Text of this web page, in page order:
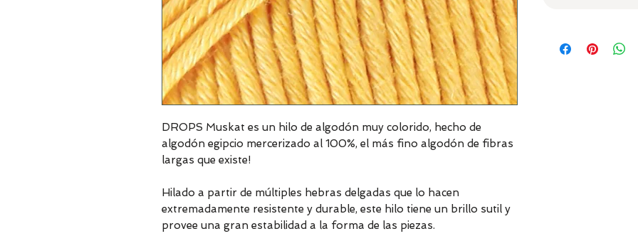
DROPS Muskat es un hilo de algodón muy colorido, hecho de
algodón egipcio mercerizado al 100%, el más fino algodón de fibras
largas que existe!
Hilado a partir de múltiples hebras delgadas que lo hacen
extremadamente resistente y durable, este hilo tiene un brillo sutil y
provee una gran estabilidad a la forma de las piezas.